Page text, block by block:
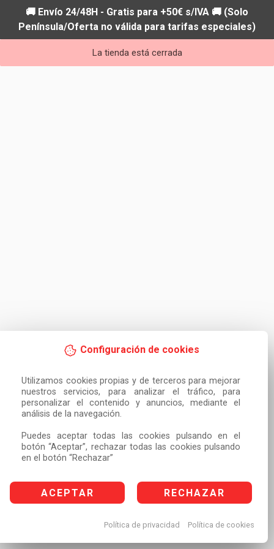
Configuración de cookies
Utilizamos cookies propias y de terceros para mejorar
nuestros servicios, para analizar el tráfico, para
personalizar el contenido y anuncios, mediante el
análisis de la navegación.
Puedes aceptar todas las cookies pulsando en el
botón “Aceptar”, rechazar todas las cookies pulsando
en el botón “Rechazar”
ACEPTAR RECHAZAR
Política de privacidad Política de cookies
🚚 Envío 24/48H - Gratis para +50€ s/IVA 🚚 (Solo
Península/Oferta no válida para tarifas especiales)
La tienda está cerrada